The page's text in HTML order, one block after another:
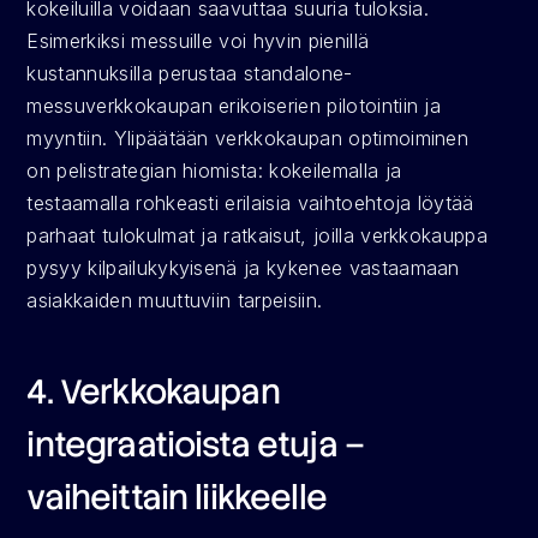
kokeiluilla voidaan saavuttaa suuria tuloksia.
Esimerkiksi messuille voi hyvin pienillä
kustannuksilla perustaa standalone-
messuverkkokaupan erikoiserien pilotointiin ja
myyntiin. Ylipäätään verkkokaupan optimoiminen
on pelistrategian hiomista: kokeilemalla ja
testaamalla rohkeasti erilaisia vaihtoehtoja löytää
parhaat tulokulmat ja ratkaisut, joilla verkkokauppa
pysyy kilpailukykyisenä ja kykenee vastaamaan
asiakkaiden muuttuviin tarpeisiin.
4. Verkkokaupan
integraatioista etuja –
vaiheittain liikkeelle